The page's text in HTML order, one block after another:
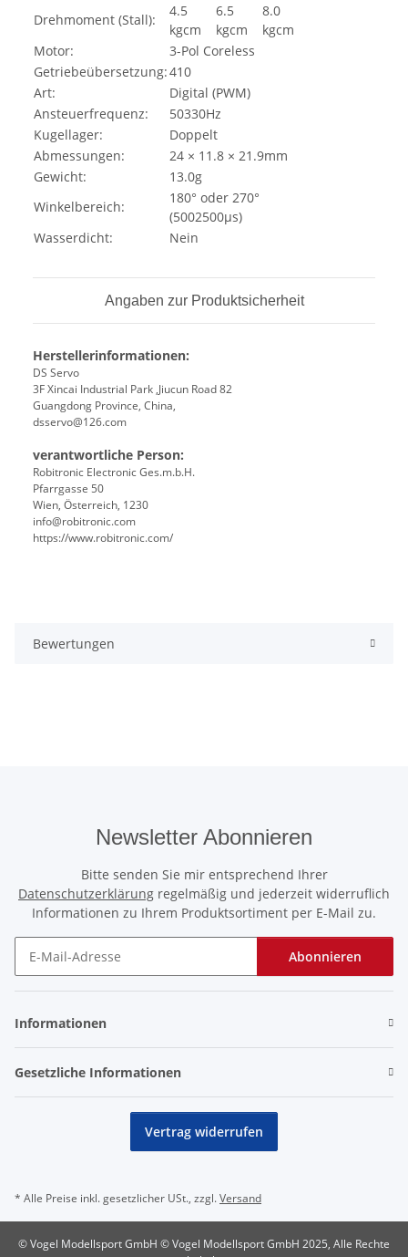
Drehmoment (Stall):
4.5
kgcm
6.5
kgcm
8.0
kgcm
Motor:
3-Pol Coreless
Getriebeübersetzung:410
Art:
Digital (PWM)
Ansteuerfrequenz:
50330Hz
Kugellager:
Doppelt
Abmessungen:
24 × 11.8 × 21.9mm
Gewicht:
13.0g
Winkelbereich:
180° oder 270°
(5002500µs)
Wasserdicht:
Nein
Angaben zur Produktsicherheit
Herstellerinformationen:
DS Servo
3F Xincai Industrial Park ,Jiucun Road 82
Guangdong Province, China,
dsservo@126.com
verantwortliche Person:
Robitronic Electronic Ges.m.b.H.
Pfarrgasse 50
Wien, Österreich, 1230
info@robitronic.com
https://www.robitronic.com/
Bewertungen
Newsletter Abonnieren
Bitte senden Sie mir entsprechend Ihrer
Datenschutzerklärung regelmäßig und jederzeit widerruflich
Informationen zu Ihrem Produktsortiment per E-Mail zu.
Abonnieren
Informationen
Gesetzliche Informationen
Vertrag widerrufen
* Alle Preise inkl. gesetzlicher USt., zzgl.Versand
© Vogel Modellsport GmbH © Vogel Modellsport GmbH 2025, Alle Rechte